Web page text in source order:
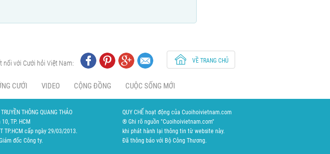
nối với Cưới hỏi Việt Nam: VỀ TRANG CHỦ
CƯỚI VIDEO CỘNG ĐỒNG CUỘC SỐNG MỚI
THÔNG QUANG THẢO
TP. HCM
TP.HCM cấp ngày 29/03/2013.
đốc Công ty.
QUY CHẾ hoạt động của Cuoihoivietnam.com
® Ghi rõ nguồn "Cuoihoivietnam.com"
khi phát hành lại thông tin từ website này.
Đã thông báo với Bộ Công Thương.